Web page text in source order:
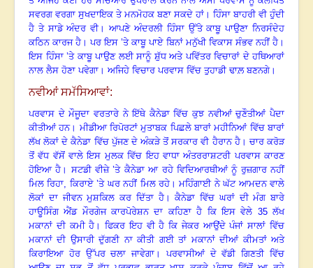
ਸਵਰਗ ਵਰਗਾ ਸੁਖਦਾਇਕ ਤੇ ਮਨਮੋਹਕ ਬਣਾ ਸਕਦੇ ਹਾਂ । ਹਿੰਸਾ ਬਾਹਰੀ ਵੀ ਹੁੰਦੀ
ਹੈ ਤੇ ਸਾਡੇ ਅੰਦਰ ਵੀ।ਆਪਣੇ ਅੰਦਰਲੀ ਹਿੰਸਾ ਉੱਤੇ ਕਾਬੂ ਪਾਉਣਾ ਨਿਰਸੰਦੇਹ
ਕਠਿਨ ਕਾਰਜ ਹੈ । ਪਰ ਇਸ ’ਤੇ ਕਾਬੂ ਪਾਏ ਬਿਨਾਂ ਮਨੁੱਖੀ ਵਿਕਾਸ ਸੰਭਵ ਨਹੀਂ ਹੈ ।
ਇਸ ਹਿੰਸਾ ’ਤੇ ਕਾਬੂ ਪਾਉਣ ਲਈ ਸਾਨੂੰ ਸ਼ੁੱਧ ਅਤੇ ਪਵਿੱਤਰ ਵਿਚਾਰਾਂ ਦੇ ਹਥਿਆਰਾਂ
ਨਾਲ ਲੈਸ ਹੋਣਾ ਪਵੇਗਾ । ਅਜਿਹੇ ਵਿਚਾਰ ਪਰਵਾਸ ਵਿੱਚ ਤੁਹਾਡੀ ਢਾਲ਼ ਬਣਨਗੇ।
ਨਵੀਆਂ ਸਮੱਸਿਆਵਾਂ:
ਪਰਵਾਸ ਦੇ ਮੌਜੂਦਾ ਵਰਤਾਰੇ ਨੇ ਇੱਥੇ ਕੈਨੇਡਾ ਵਿੱਚ ਕੁਝ ਨਵੀਆਂ ਚੁਣੌਤੀਆਂ ਪੈਦਾ
ਕੀਤੀਆਂ ਹਨ। ਮੀਡੀਆ ਰਿਪੋਰਟਾਂ ਮੁਤਾਬਕ ਪਿਛਲੇ ਬਾਰਾਂ ਮਹੀਨਿਆਂ ਵਿੱਚ ਬਾਰਾਂ
ਲੱਖ ਲੋਕਾਂ ਦੇ ਕੈਨੇਡਾ ਵਿੱਚ ਪੁੱਜਣ ਦੇ ਅੰਕੜੇ ਤੋਂ ਸਰਕਾਰ ਵੀ ਹੈਰਾਨ ਹੈ। ਚਾਰ ਕਰੋੜ
ਤੋਂ ਵੱਧ ਵੱਸੋਂ ਵਾਲੇ ਇਸ ਮੁਲਕ ਵਿੱਚ ਇਹ ਵਾਧਾ ਅੰਤਰਰਾਸ਼ਟਰੀ ਪਰਵਾਸ ਕਾਰਣ
ਹੋਇਆ ਹੈ । ਸਟਡੀ ਵੀਜ਼ੇ ’ਤੇ ਕੈਨੇਡਾ ਆ ਰਹੇ ਵਿਦਿਆਰਥੀਆਂ ਨੂੰ ਰੁਜ਼ਗਾਰ ਨਹੀਂ
ਮਿਲ ਰਿਹਾ, ਕਿਰਾਏ ’ਤੇ ਘਰ ਨਹੀਂ ਮਿਲ ਰਹੇ।ਮਹਿੰਗਾਈ ਨੇ ਘੱਟ ਆਮਦਨ ਵਾਲੇ
ਲੋਕਾਂ ਦਾ ਜੀਵਨ ਮੁਸ਼ਕਿਲ ਕਰ ਦਿੱਤਾ ਹੈ।ਕੈਨੇਡਾ ਵਿੱਚ ਘਰਾਂ ਦੀ ਮੰਗ ਬਾਰੇ
ਹਾਊਸਿੰਗ ਐਂਡ ਮੌਰਗੇਜ ਕਾਰਪੋਰੇਸ਼ਨ ਦਾ ਕਹਿਣਾ ਹੈ ਕਿ ਇਸ ਵੇਲੇ 35 ਲੱਖ
ਮਕਾਨਾਂ ਦੀ ਕਮੀ ਹੈ ।ਫਿਕਰ ਇਹ ਵੀ ਹੈ ਕਿ ਜੇਕਰ ਆਉਂਦੇ ਪੰਜਾਂ ਸਾਲਾਂ ਵਿੱਚ
ਮਕਾਨਾਂ ਦੀ ਉਸਾਰੀ ਦੁੱਗਣੀ ਨਾ ਕੀਤੀ ਗਈ ਤਾਂ ਮਕਾਨਾਂ ਦੀਆਂ ਕੀਮਤਾਂ ਅਤੇ
ਕਿਰਾਇਆ ਹੋਰ ਉੱਪਰ ਚਲਾ ਜਾਵੇਗਾ । ਪਰਵਾਸੀਆਂ ਦੇ ਵੱਡੀ ਗਿਣਤੀ ਵਿੱਚ